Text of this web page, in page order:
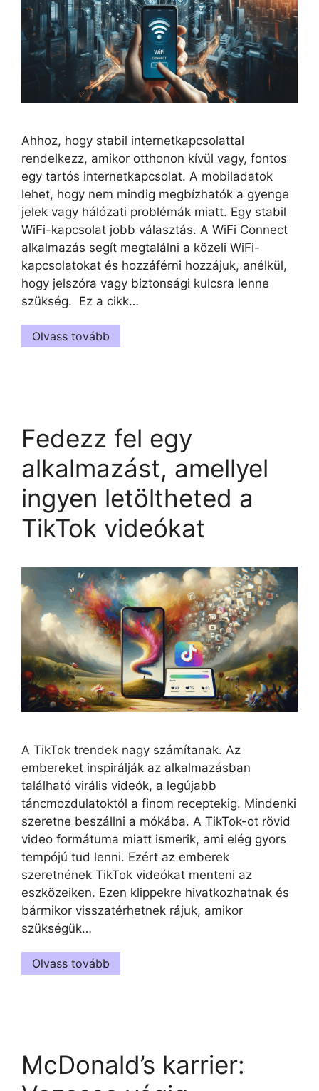
Ahhoz, hogy stabil internetkapcsolattal
rendelkezz, amikor otthonon kívül vagy, fontos
egy tartós internetkapcsolat. A mobiladatok
lehet, hogy nem mindig megbízhatók a gyenge
jelek vagy hálózati problémák miatt. Egy stabil
WiFi-kapcsolat jobb választás. A WiFi Connect
alkalmazás segít megtalálni a közeli WiFi-
kapcsolatokat és hozzáférni hozzájuk, anélkül,
hogy jelszóra vagy biztonsági kulcsra lenne
szükség. Ez a cikk…
Olvass tovább
Fedezz fel egy
alkalmazást, amellyel
ingyen letöltheted a
TikTok videókat
A TikTok trendek nagy számítanak. Az
embereket inspirálják az alkalmazásban
található virális videók, a legújabb
táncmozdulatoktól a finom receptekig. Mindenki
szeretne beszállni a mókába. A TikTok-ot rövid
video formátuma miatt ismerik, ami elég gyors
tempójú tud lenni. Ezért az emberek
szeretnének TikTok videókat menteni az
eszközeiken. Ezen klippekre hivatkozhatnak és
bármikor visszatérhetnek rájuk, amikor
szükségük…
Olvass tovább
McDonald’s karrier: